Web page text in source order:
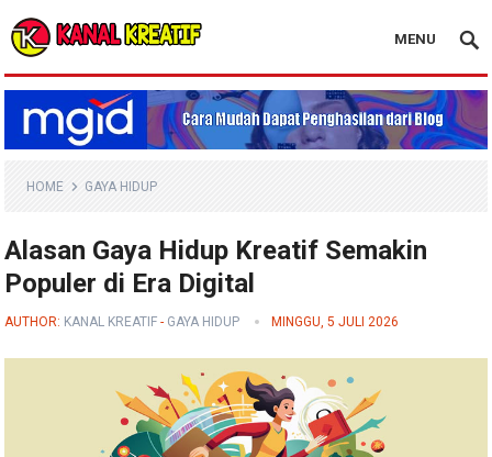
Blog Kanal Kreatif
MENU
HOME GAYA HIDUP
Alasan Gaya Hidup Kreatif Semakin
Populer di Era Digital
AUTHOR: KANAL KREATIF - GAYA HIDUP MINGGU, 5 JULI 2026